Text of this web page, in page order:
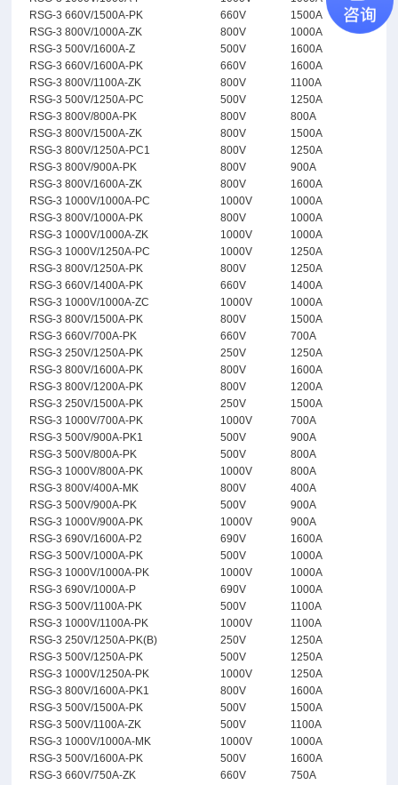
RSG-3 660V/1500A-PK
660V
1500A
RSG-3 800V/1000A-ZK
800V
1000A
RSG-3 500V/1600A-Z
500V
1600A
RSG-3 660V/1600A-PK
660V
1600A
RSG-3 800V/1100A-ZK
800V
1100A
RSG-3 500V/1250A-PC
500V
1250A
RSG-3 800V/800A-PK
800V
800A
RSG-3 800V/1500A-ZK
800V
1500A
RSG-3 800V/1250A-PC1
800V
1250A
RSG-3 800V/900A-PK
800V
900A
RSG-3 800V/1600A-ZK
800V
1600A
RSG-3 1000V/1000A-PC
1000V
1000A
RSG-3 800V/1000A-PK
800V
1000A
RSG-3 1000V/1000A-ZK
1000V
1000A
RSG-3 1000V/1250A-PC
1000V
1250A
RSG-3 800V/1250A-PK
800V
1250A
RSG-3 660V/1400A-PK
660V
1400A
RSG-3 1000V/1000A-ZC
1000V
1000A
RSG-3 800V/1500A-PK
800V
1500A
RSG-3 660V/700A-PK
660V
700A
RSG-3 250V/1250A-PK
250V
1250A
RSG-3 800V/1600A-PK
800V
1600A
RSG-3 800V/1200A-PK
800V
1200A
RSG-3 250V/1500A-PK
250V
1500A
RSG-3 1000V/700A-PK
1000V
700A
RSG-3 500V/900A-PK1
500V
900A
RSG-3 500V/800A-PK
500V
800A
RSG-3 1000V/800A-PK
1000V
800A
RSG-3 800V/400A-MK
800V
400A
RSG-3 500V/900A-PK
500V
900A
RSG-3 1000V/900A-PK
1000V
900A
RSG-3 690V/1600A-P2
690V
1600A
RSG-3 500V/1000A-PK
500V
1000A
RSG-3 1000V/1000A-PK
1000V
1000A
RSG-3 690V/1000A-P
690V
1000A
RSG-3 500V/1100A-PK
500V
1100A
RSG-3 1000V/1100A-PK
1000V
1100A
RSG-3 250V/1250A-PK(B)
250V
1250A
RSG-3 500V/1250A-PK
500V
1250A
RSG-3 1000V/1250A-PK
1000V
1250A
RSG-3 800V/1600A-PK1
800V
1600A
RSG-3 500V/1500A-PK
500V
1500A
RSG-3 500V/1100A-ZK
500V
1100A
RSG-3 1000V/1000A-MK
1000V
1000A
RSG-3 500V/1600A-PK
500V
1600A
RSG-3 660V/750A-ZK
660V
750A